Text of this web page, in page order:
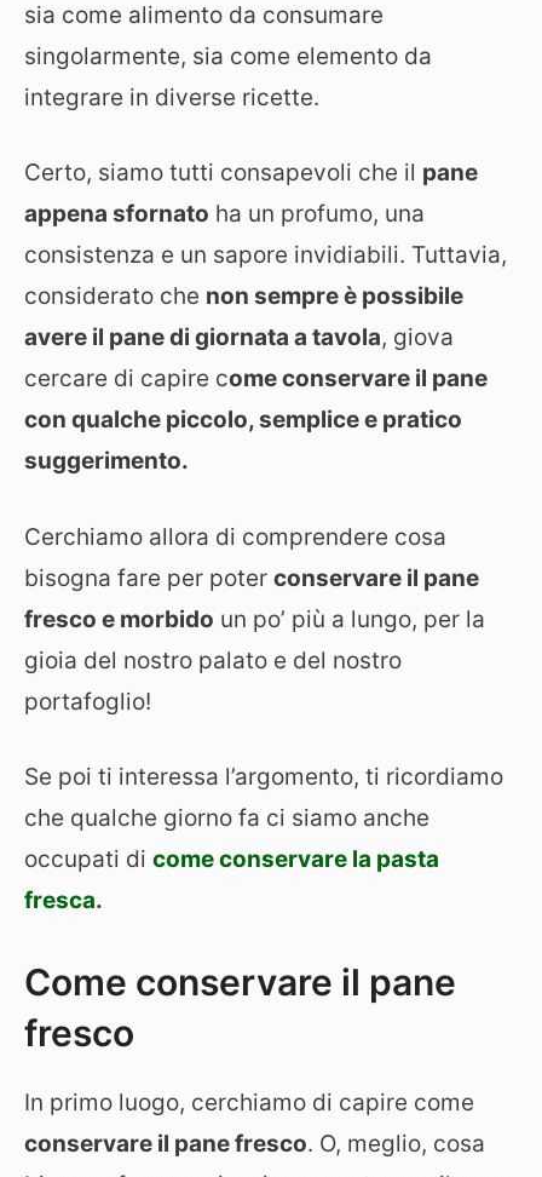
sia come alimento da consumare
singolarmente, sia come elemento da
integrare in diverse ricette.
Certo, siamo tutti consapevoli che il pane
appena sfornato ha un profumo, una
consistenza e un sapore invidiabili. Tuttavia,
considerato che non sempre è possibile
avere il pane di giornata a tavola, giova
cercare di capire come conservare il pane
con qualche piccolo, semplice e pratico
suggerimento.
Cerchiamo allora di comprendere cosa
bisogna fare per poter conservare il pane
fresco e morbido un po’ più a lungo, per la
gioia del nostro palato e del nostro
portafoglio!
Se poi ti interessa l’argomento, ti ricordiamo
che qualche giorno fa ci siamo anche
occupati di come conservare la pasta
fresca.
Come conservare il pane
fresco
In primo luogo, cerchiamo di capire come
conservare il pane fresco. O, meglio, cosa